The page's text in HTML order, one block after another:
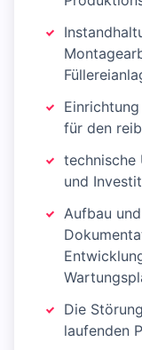
für den
technische
und
Aufbau
Die
laufenden